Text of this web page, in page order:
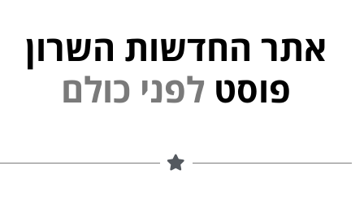
אתר החדשות השרון
פוסט